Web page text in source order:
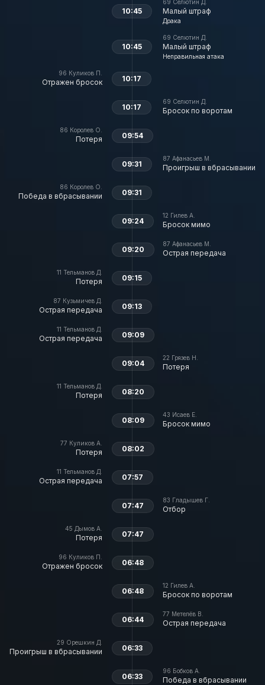
69 Селютин Д.
Малый штраф
Драка
10:45
69 Селютин Д.
Малый штраф
Неправильная атака
10:45
96 Куликов П.
Отражен бросок 10:17
69 Селютин Д.
Бросок по воротам
10:17
86 Королев О.
Потеря 09:54
87 Афанасьев М.
Проигрыш в вбрасывании
09:31
86 Королев О.
Победа в вбрасывании 09:31
12 Гилев А.
Бросок мимо
09:24
87 Афанасьев М.
Острая передача
09:20
11 Тельманов Д.
Потеря 09:15
87 Кузьмичев Д.
Острая передача 09:13
11 Тельманов Д.
Острая передача 09:09
22 Грязев Н.
Потеря
09:04
11 Тельманов Д.
Потеря 08:20
43 Исаев Е.
Бросок мимо
08:09
77 Куликов А.
Потеря 08:02
11 Тельманов Д.
Острая передача 07:57
83 Гладышев Г.
Отбор
07:47
45 Дымов А.
Потеря 07:47
96 Куликов П.
Отражен бросок 06:48
12 Гилев А.
Бросок по воротам
06:48
77 Метелёв В.
Острая передача
06:44
29 Орешкин Д.
Проигрыш в вбрасывании 06:33
96 Бобков А.
Победа в вбрасывании
06:33